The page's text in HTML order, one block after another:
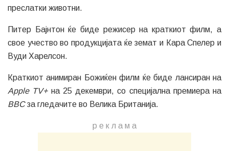
преслатки животни.
Питер Бајнтон ќе биде режисер на краткиот филм, а
свое учество во продукцијата ќе земат и Кара Спелер и
Вуди Харелсон.
Краткиот анимиран Божиќен филм ќе биде лансиран на
Apple TV+на 25 декември, со специјална премиера на
BBCза гледачите во Велика Британија.
р е к л а м a